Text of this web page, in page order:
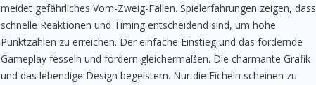
meidet gefährliches Vom-Zweig-Fallen. Spielerfahrungen zeigen, dass
schnelle Reaktionen und Timing entscheidend sind, um hohe
Punktzahlen zu erreichen. Der einfache Einstieg und das fordernde
Gameplay fesseln und fordern gleichermaßen. Die charmante Grafik
und das lebendige Design begeistern. Nur die Eicheln scheinen zu